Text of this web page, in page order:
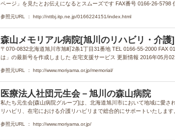
ページ」を見たとお伝えになるとスムーズです FAX番号 0166-26-5798
参照元URL ： http://nttbj.itp.ne.jp/0166224151/index.html
森山メモリアル病院[旭川のリハビリ・介
〒070-0832北海道旭川市旭町2条1丁目31番地 TEL 0166-55-2000 FAX
は」の最新号を作成しました 在宅支援サービス 更新情報 2016年05月
参照元URL ： http://www.moriyama.or.jp/memorial/
医療法人社団元生会－旭川の森山病院
私たち元生会[森山病院グループ]は、北海道旭川市において地域に愛さ
リハビリ、在宅における介護リハビリまで総合的にサポートいたします
参照元URL ： http://www.moriyama.or.jp/